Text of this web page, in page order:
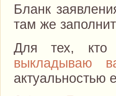
Бланк
там же
Для тех, кто
выкладываю
актуальностью